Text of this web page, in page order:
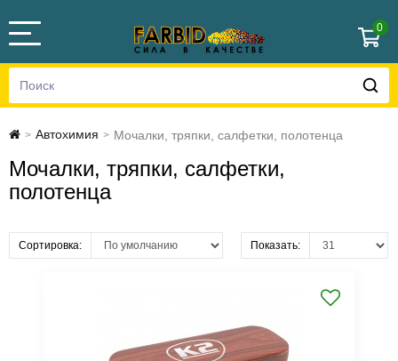
0
> Автохимия > Мочалки, тряпки, салфетки, полотенца
Мочалки, тряпки, салфетки,
полотенца
Сортировка: Показать: